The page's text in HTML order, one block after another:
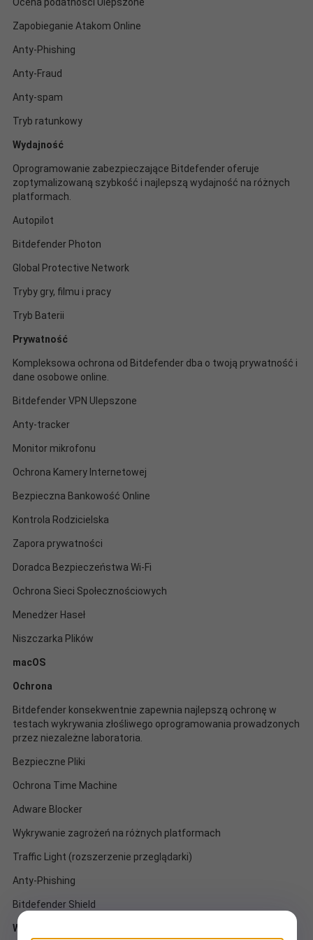
Zapobieganie Atakom Online
Anty-Phishing
Anty-Fraud
Anty-spam
Tryb ratunkowy
Wydajność
Oprogramowanie zabezpieczające Bitdefender oferuje
zoptymalizowaną szybkość i najlepszą wydajność na różnych
platformach.
Autopilot
Bitdefender Photon
Global Protective Network
Tryby gry, filmu i pracy
Tryb Baterii
Prywatność
Kompleksowa ochrona od Bitdefender dba o twoją prywatność i
dane osobowe online.
Bitdefender VPN Ulepszone
Anty-tracker
Monitor mikrofonu
Ochrona Kamery Internetowej
Bezpieczna Bankowość Online
Kontrola Rodzicielska
Zapora prywatności
Doradca Bezpieczeństwa Wi-Fi
Ochrona Sieci Społecznościowych
Menedżer Haseł
Niszczarka Plików
macOS
Ochrona
Bitdefender konsekwentnie zapewnia najlepszą ochronę w
testach wykrywania złośliwego oprogramowania prowadzonych
przez niezależne laboratoria.
Bezpieczne Pliki
Ochrona Time Machine
Adware Blocker
Wykrywanie zagrożeń na różnych platformach
Traffic Light (rozszerzenie przeglądarki)
Anty-Phishing
Bitdefender Shield
Wydajność